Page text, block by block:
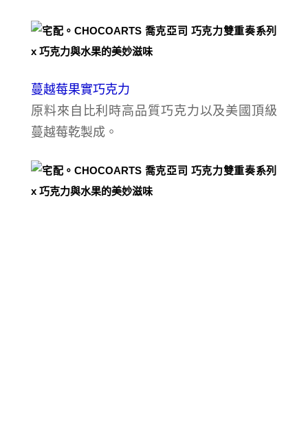
蔓越莓果實巧克力
原料來自比利時高品質巧克力以及美國頂級
蔓越莓乾製成。